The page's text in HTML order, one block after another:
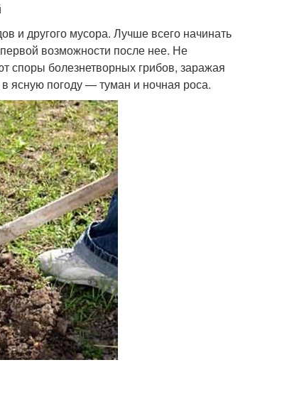
и другого мусора. Лучше всего начинать
возможности после нее. Не
споры болезнетворных грибов, заражая
ясную погоду — туман и ночная роса.